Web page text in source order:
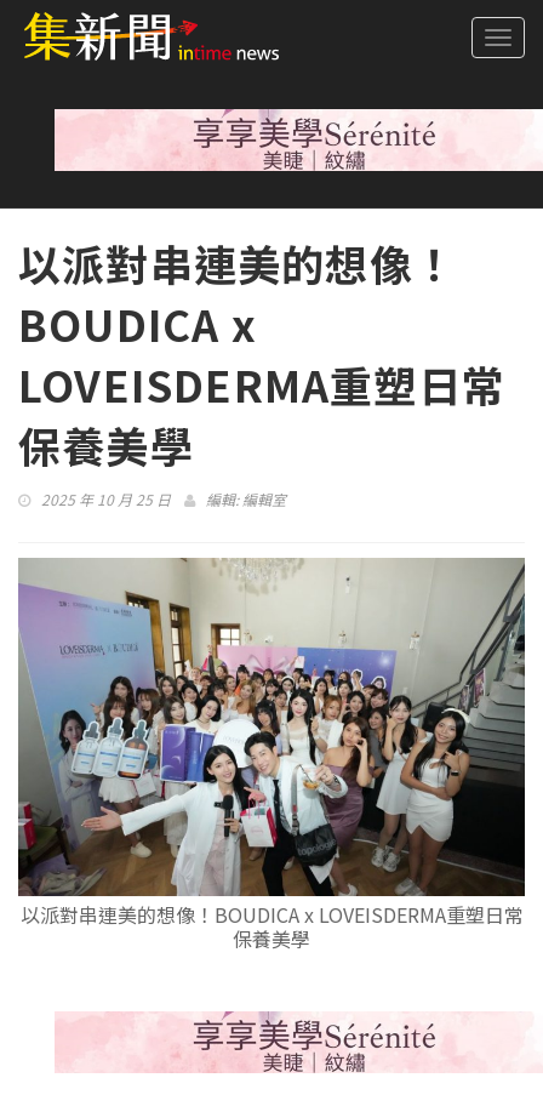
以派對串連美的想像！
BOUDICA x
LOVEISDERMA重塑日常
保養美學
2025 年 10 月 25 日 編輯:編輯室
以派對串連美的想像！BOUDICA x LOVEISDERMA重塑日常
保養美學